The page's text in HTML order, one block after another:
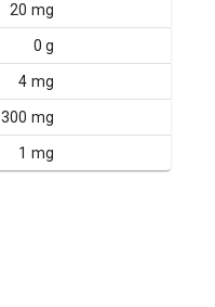
20 mg
0 g
4 mg
300 mg
1 mg